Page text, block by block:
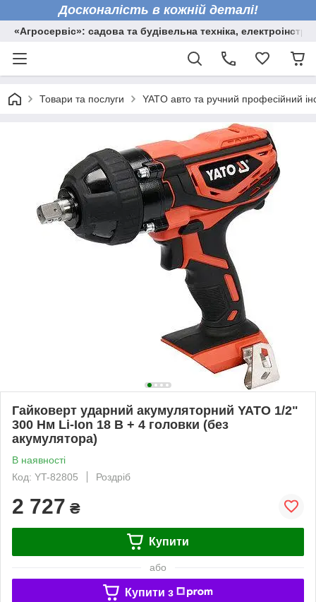
Досконалість в кожній деталі!
«Агросервіс»: садова та будівельна техніка,
Товари та послуги YATO авто та ручний професійний
Гайковерт ударний акумуляторний YATO 1/2"
300 Нм Li-Ion 18 В + 4 головки (без
акумулятора)
В наявності
Код: YT-82805
Роздріб
2 727 ₴
Купити
або
Купити з